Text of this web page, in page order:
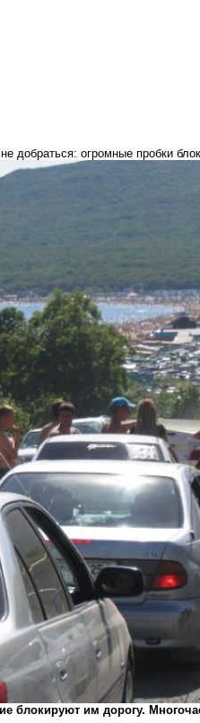
добраться: огромные пробки
блокируют им дорогу.